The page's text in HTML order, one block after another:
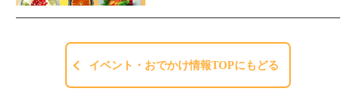
イベント・おでかけ情報TOPにもどる